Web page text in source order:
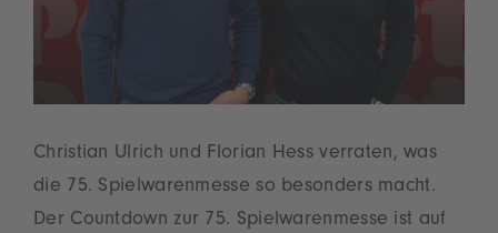
Christian Ulrich und Florian Hess verraten, was
die 75. Spielwarenmesse so besonders macht.
Der Countdown zur 75. Spielwarenmesse ist auf